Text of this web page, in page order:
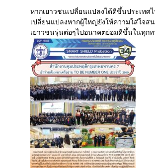
หากเยาวชนเปลี่ยนแปลงได้ดีขึ้นประเทศไ
เปลี่ยนแปลงหากผู้ใหญ่ยังให้ความใส่ใจส
เยาวชนรุ่นต่อๆไปอนาคตย่อมดีขึ้นในทุกท